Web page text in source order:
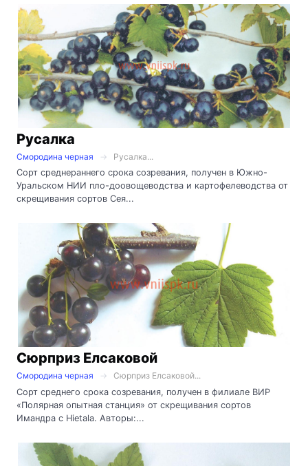
Русалка
Смородина черная
Русалка...
Сорт среднераннего срока созревания, получен в Южно-
Уральском НИИ пло-доовощеводства и картофелеводства от
скрещивания сортов Сея...
Сюрприз Елсаковой
Смородина черная
Сюрприз Елсаковой...
Сорт среднего срока созревания, получен в филиале ВИР
«Полярная опытная станция» от скрещивания сортов
Имандра с Hietala. Авторы:...